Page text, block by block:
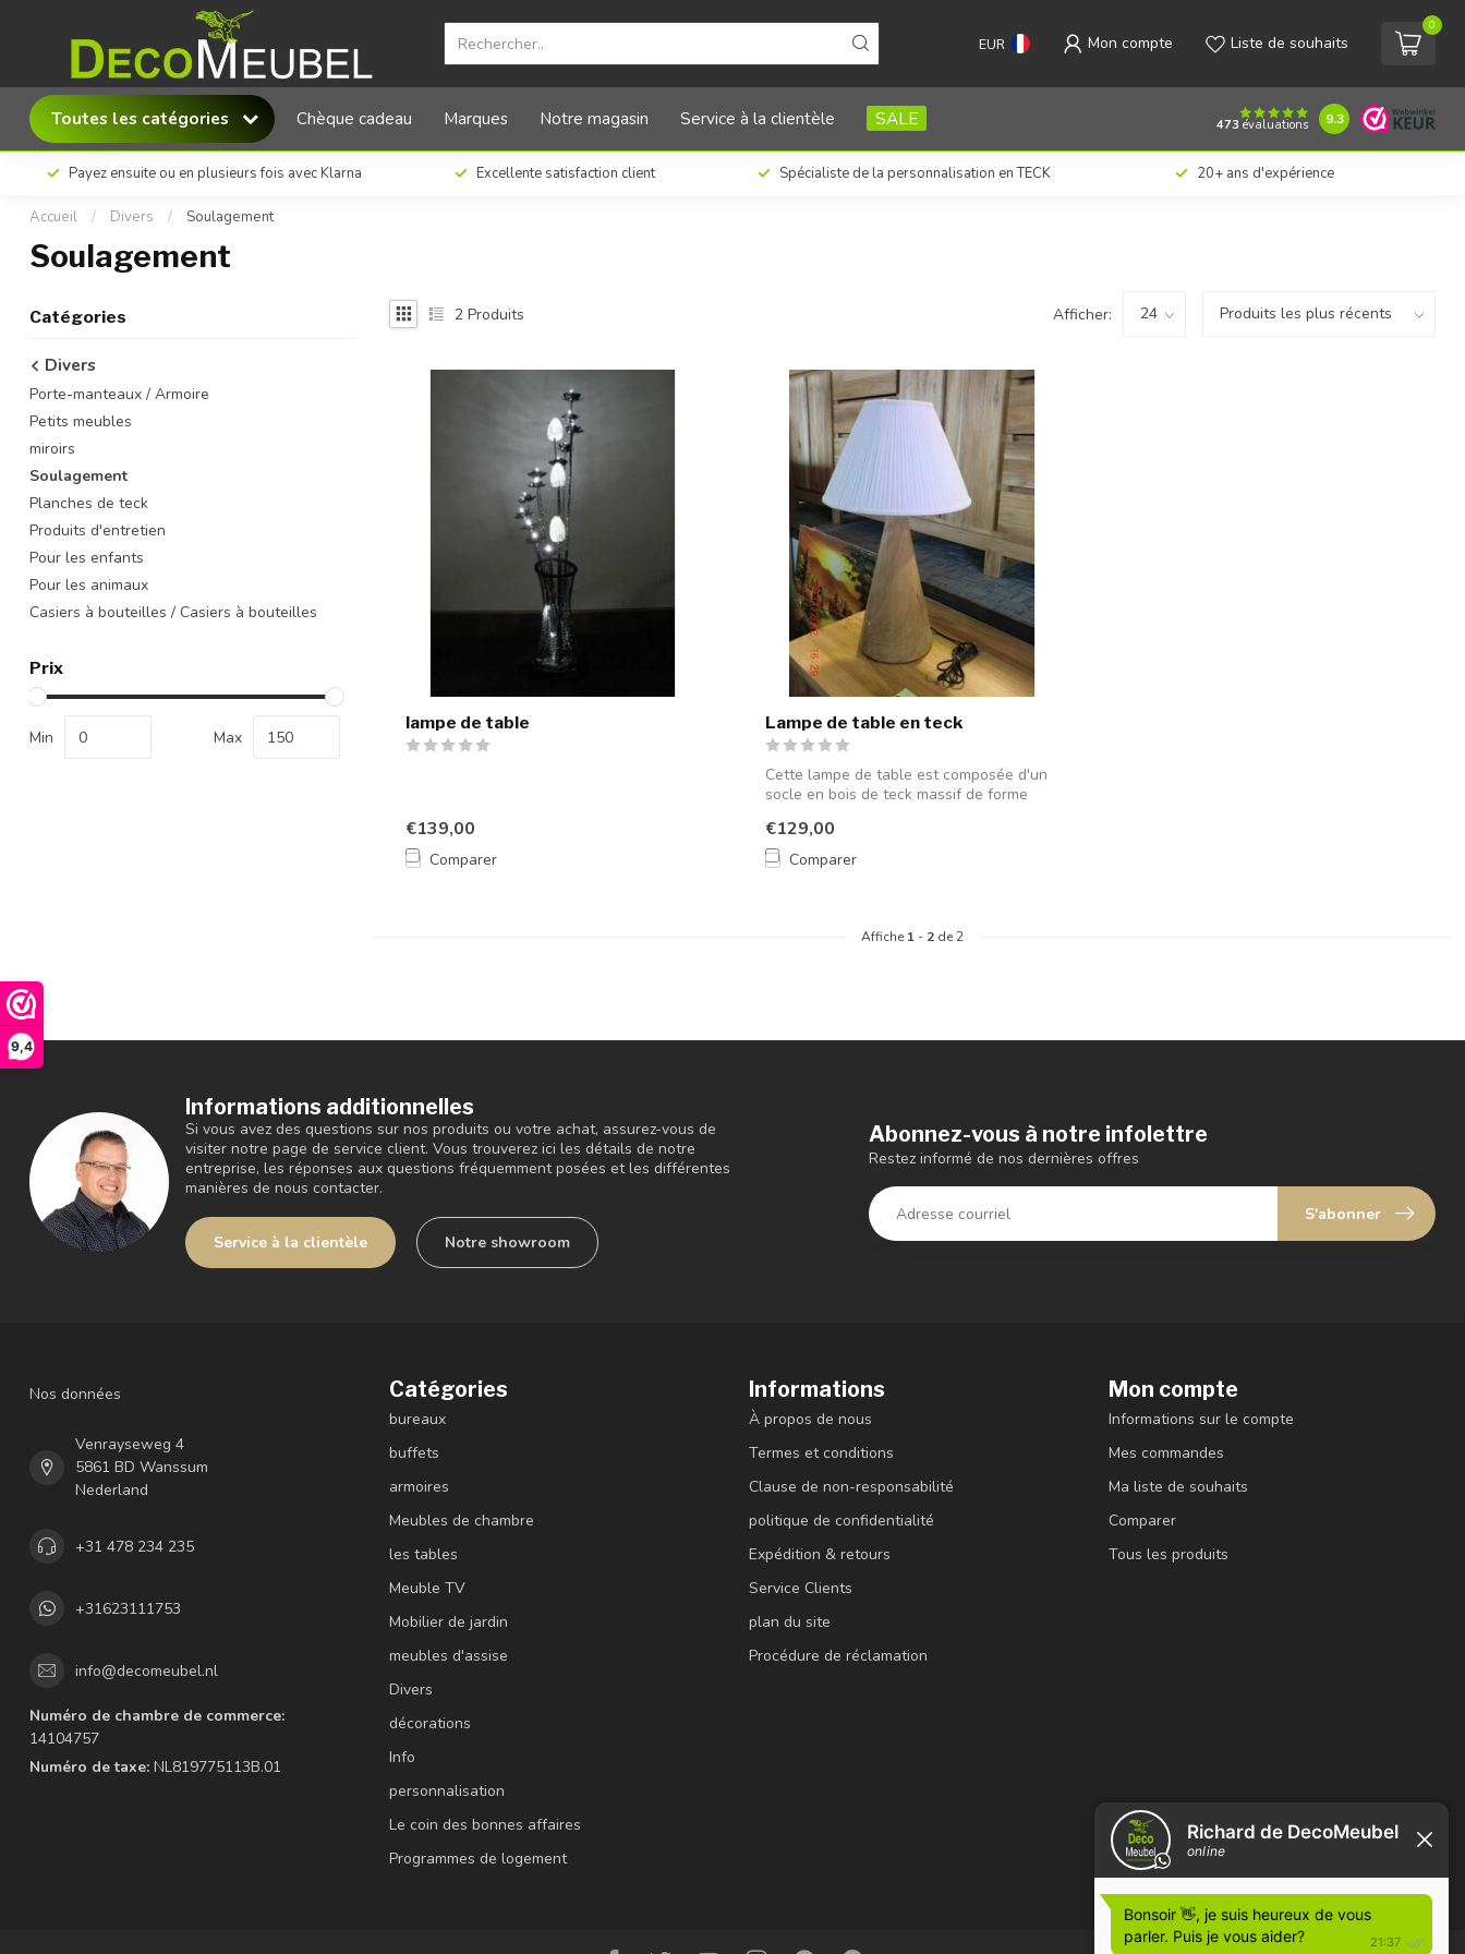
9,4
EUR Mon compte Liste de souhaits
0
Toutes les catégories Chèque cadeau Marques Notre magasin Service à la clientèle SALE 473 évaluations 9.3
Payez ensuite ou en plusieurs fois avec Klarna Excellente satisfaction client Spécialiste de la personnalisation en TECK 20+ ans d'expérience
Accueil / Divers / Soulagement
Soulagement
Catégories
Divers
Porte-manteaux / Armoire
Petits meubles
miroirs
Soulagement
Planches de teck
Produits d'entretien
Pour les enfants
Pour les animaux
Casiers à bouteilles / Casiers à bouteilles
Prix
Min Max
2 Produits Afficher:
lampe de table
€139,00
Comparer
Lampe de table en teck
Cette lampe de table est composée d'un
socle en bois de teck massif de forme
€129,00
Comparer
Affiche 1 - 2 de 2
Informations additionnelles
Si vous avez des questions sur nos produits ou votre achat, assurez-vous de
visiter notre page de service client. Vous trouverez ici les détails de notre
entreprise, les réponses aux questions fréquemment posées et les différentes
manières de nous contacter.
Service à la clientèle Notre showroom
Abonnez-vous à notre infolettre
Restez informé de nos dernières offres
S'abonner
Nos données
Venrayseweg 4
5861 BD Wanssum
Nederland
+31 478 234 235
+31623111753
info@decomeubel.nl
Numéro de chambre de commerce:
14104757
Numéro de taxe: NL819775113B.01
Catégories
bureaux
buffets
armoires
Meubles de chambre
les tables
Meuble TV
Mobilier de jardin
meubles d'assise
Divers
décorations
Info
personnalisation
Le coin des bonnes affaires
Programmes de logement
Informations
À propos de nous
Termes et conditions
Clause de non-responsabilité
politique de confidentialité
Expédition & retours
Service Clients
plan du site
Procédure de réclamation
Mon compte
Informations sur le compte
Mes commandes
Ma liste de souhaits
Comparer
Tous les produits